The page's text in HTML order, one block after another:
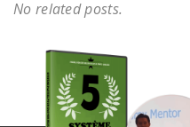
No related posts.